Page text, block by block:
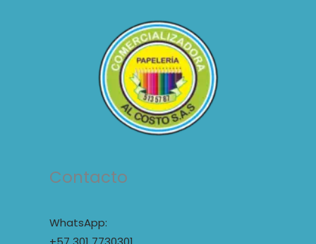
Contacto
WhatsApp: